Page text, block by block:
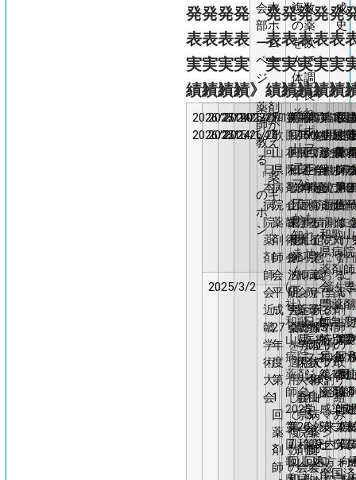
発
表
実
績》
2026/2/14-
2026/2/15
第
47
回
日
本
病
院
薬
剤
師
会
近
畿
学
術
大
会
免
疫
チ
ェ
ッ
ク
ポ
イ
ン
ト
阻
害
薬
を
適
用
し
て
複
数
の
岡本 克
発
表
実
績》
2025/1/25-
2025/1/26
第46
回日
本病
院薬
剤師
会近
畿学
術大
会
当院
ける
クフ
サシ
使用
報告
2025/3/2
(一
社)
和歌
山県
病院
薬剤
師会
2025
第20
回和
歌山
済生
歌山
にお
ラス
ロキ
ンの
経験
発
表
実
績》
2024/1/27-
2024/1/28
第
45
回
日
本
病
院
薬
剤
師
会
近
畿
学
術
大
会
済
生
会
和
歌
山
病
院
に
お
け
る
ポ
リ
フ
ァ
ー
マ
シ
ー
該
発
表
実
績》
2023/1/18
第
14
回
(一
社)
和
歌
山
県
病
院
薬
剤
師
会
令
和
5
年
度
ス
二
次
骨
折
予
防
に
対
す
る
薬
剤
師
の
取
り
組
み
会本
部ホ
ーム
ペー
ジ
薬剤
師が
教え
る
「薬
のキ
ホ
ン」
複数
の薬
を飲
んで
体調
不良?
それ
『ポ
リフ
ァー
マシ
ー』
かも
知れ
ませ
ん
成
発
表
実
績》
和
歌
山
県
病
院
薬
剤
師
会
平
成
27
年
度
第
1
回
薬
剤
師
院内
アウ
トブ
レイ
ク時
にお
ける
抗イ
ンフ
ルエ
ンザ
薬予
防投
与の
現状
～和
歌山
県病
院薬
剤師
会会
木
村
真
発
表
実
績》
第
17
回
和
歌
山
栄
養
療
法
研
究
会
CT
を用
いた
脊柱
起立
筋面
積測
定の
意
義
－当
院の
NST
症例
での
検討
－
第
7
回
外来
院内
処方
発
表
実
績》
第
66
回済
生会
学会
人
考
制
導
4
経
に
け
評
に
い
日本
医療
マネ
ジメ
ント
学
会
第9
回和
「
職
の
働
～
域
療
質
向
発
表
実
績》
第1回
糖尿病
診療ス
キルア
ップセ
ミナー
和歌山
県病院
薬剤師
会・専
門薬剤
師制度
特別委
員会・
第1回
薬剤師
感染対
策フォ
ーラム
全国済
発
表
実
績
和
山
薬
師
第2
回
修
第7
回
歌
薬
師
染
策
ォ